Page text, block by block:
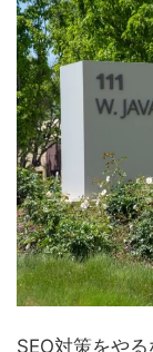
SEO対策をや